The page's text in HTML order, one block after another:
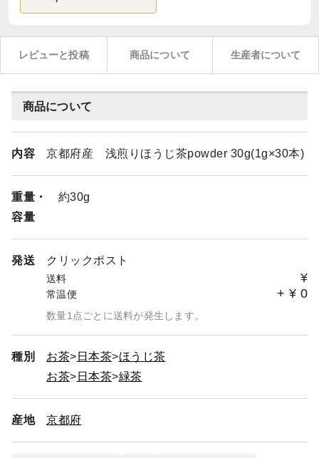
レビューと投稿 商品について 生産者について
商品について
内容 京都府産 浅煎りほうじ茶powder 30g(1g×30本)
重量・
容量
約30g
発送 クリックポスト
送料 ¥
常温便 + ¥ 0
数量1点ごとに送料が発生します。
種別 お茶 日本茶
ほうじ茶
お茶
日本茶 緑茶
産地 京都府